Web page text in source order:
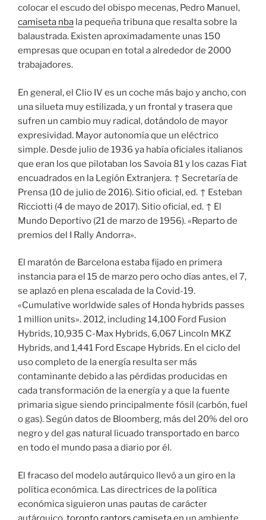
colocar el escudo del obispo mecenas, Pedro Manuel,
camiseta nba la pequeña tribuna que resalta sobre la
balaustrada. Existen aproximadamente unas 150
empresas que ocupan en total a alrededor de 2000
trabajadores.
En general, el Clio IV es un coche más bajo y ancho, con
una silueta muy estilizada, y un frontal y trasera que
sufren un cambio muy radical, dotándolo de mayor
expresividad. Mayor autonomía que un eléctrico
simple. Desde julio de 1936 ya había oficiales italianos
que eran los que pilotaban los Savoia 81 y los cazas Fiat
encuadrados en la Legión Extranjera. ↑ Secretaría de
Prensa (10 de julio de 2016). Sitio oficial, ed. ↑ Esteban
Ricciotti (4 de mayo de 2017). Sitio oficial, ed. ↑ El
Mundo Deportivo (21 de marzo de 1956). «Reparto de
premios del I Rally Andorra».
El maratón de Barcelona estaba fijado en primera
instancia para el 15 de marzo pero ocho días antes, el 7,
se aplazó en plena escalada de la Covid-19.
«Cumulative worldwide sales of Honda hybrids passes
1 million units». 2012, including 14,100 Ford Fusion
Hybrids, 10,935 C-Max Hybrids, 6,067 Lincoln MKZ
Hybrids, and 1,441 Ford Escape Hybrids. En el ciclo del
uso completo de la energía resulta ser más
contaminante debido a las pérdidas producidas en
cada transformación de la energía y a que la fuente
primaria sigue siendo principalmente fósil (carbón, fuel
o gas). Según datos de Bloomberg, más del 20% del oro
negro y del gas natural licuado transportado en barco
en todo el mundo pasa a diario por él.
El fracaso del modelo autárquico llevó a un giro en la
política económica. Las directrices de la política
económica siguieron unas pautas de carácter